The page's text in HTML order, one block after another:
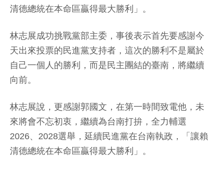
清德總統在本命區贏得最大勝利」。
林志展成功挑戰黨部主委，事後表示首先要感謝今
天出來投票的民進黨支持者，這次的勝利不是屬於
自己一個人的勝利，而是民主團結的臺南，將繼續
向前。
林志展說，更感謝郭國文，在第一時間致電他，未
來將會不忘初衷，繼續為台南打拚，全力輔選
2026、2028選舉，延續民進黨在台南執政，「讓賴
清德總統在本命區贏得最大勝利」。